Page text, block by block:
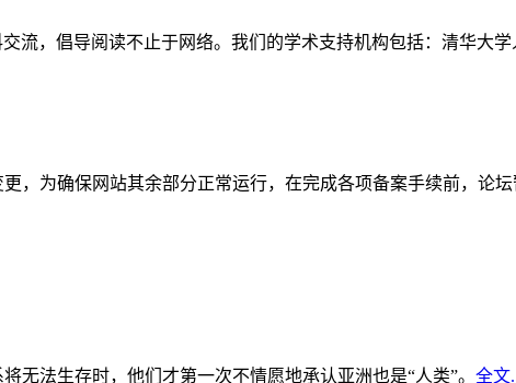
流，倡导阅读不止于网络。我们的学术支持机构包括：清华大学
，为确保网站其余部分正常运行，在完成各项备案手续前，论
无法生存时，他们才第一次不情愿地承认亚洲也是“人类”。 全文